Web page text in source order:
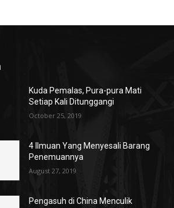
Kuda Pemalas, Pura-pura Mati
Setiap Kali Ditunggangi
October 25, 2019
4 Ilmuan Yang Menyesali Barang
Penemuannya
August 27, 2019
Pengasuh di China Menculik